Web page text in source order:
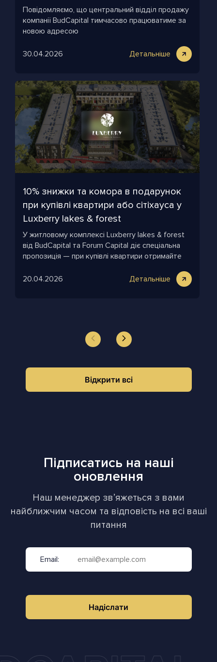
Повідомляємо, що центральний відділ продажу
компанії BudCapital тимчасово працюватиме за
новою адресою
30.04.2026 Детальніше
10% знижки та комора в подарунок
при купівлі квартири або сітіхауса у
Luxberry lakes & forest
У житловому комплексі Luxberry lakes & forest
від BudCapital та Forum Capital діє спеціальна
пропозиція — при купівлі квартири отримайте
20.04.2026
Детальніше
Відкрити всі
Підписатись на наші
оновлення
Наш менеджер звʼяжеться з вами
найближчим часом та відповість на всі ваші
питання
Email:
Надіслати